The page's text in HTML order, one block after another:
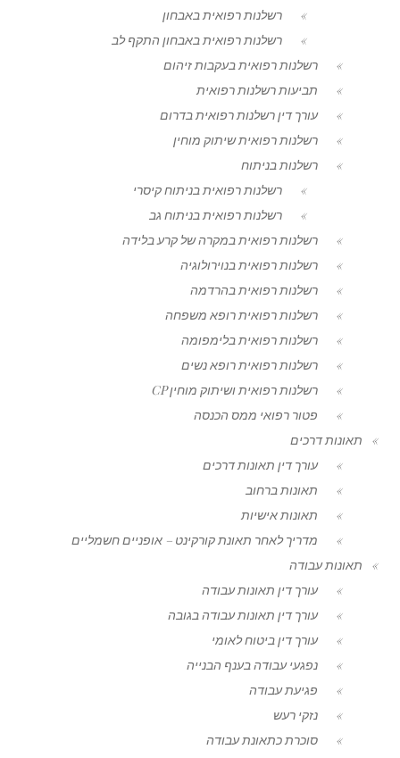
רשלנות רפואית באבחון
רשלנות רפואית באבחון התקף לב
רשלנות רפואית בעקבות זיהום
תביעות רשלנות רפואית
עורך דין רשלנות רפואית בדרום
רשלנות רפואית שיתוק מוחין
רשלנות בניתוח
רשלנות רפואית בניתוח קיסרי
רשלנות רפואית בניתוח גב
רשלנות רפואית במקרה של קרע בלידה
רשלנות רפואית בנוירולוגיה
רשלנות רפואית בהרדמה
רשלנות רפואית רופא משפחה
רשלנות רפואית בלימפומה
רשלנות רפואית רופא נשים
רשלנות רפואית ושיתוק מוחין CP
פטור רפואי ממס הכנסה
תאונות דרכים
עורך דין תאונות דרכים
תאונות ברחוב
תאונות אישיות
מדריך לאחר תאונת קורקינט – אופניים חשמליים
תאונות עבודה
עורך דין תאונות עבודה
עורך דין תאונות עבודה בגובה
עורך דין ביטוח לאומי
נפגעי עבודה בענף הבנייה
פגיעת עבודה
נזקי רעש
סוכרת כתאונת עבודה